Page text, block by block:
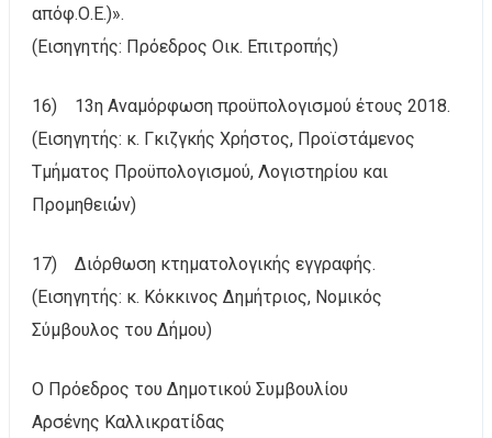
απόφ.Ο.Ε.)».
(Εισηγητής: Πρόεδρος Οικ. Επιτροπής)
16) 13η Αναμόρφωση προϋπολογισμού έτους 2018.
(Εισηγητής: κ. Γκιζγκής Χρήστος, Προϊστάμενος
Τμήματος Προϋπολογισμού, Λογιστηρίου και
Προμηθειών)
17) Διόρθωση κτηματολογικής εγγραφής.
(Εισηγητής: κ. Κόκκινος Δημήτριος, Νομικός
Σύμβουλος του Δήμου)
Ο Πρόεδρος του Δημοτικού Συμβουλίου
Αρσένης Καλλικρατίδας